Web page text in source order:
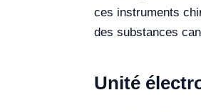
ces instruments
des substances
Unité